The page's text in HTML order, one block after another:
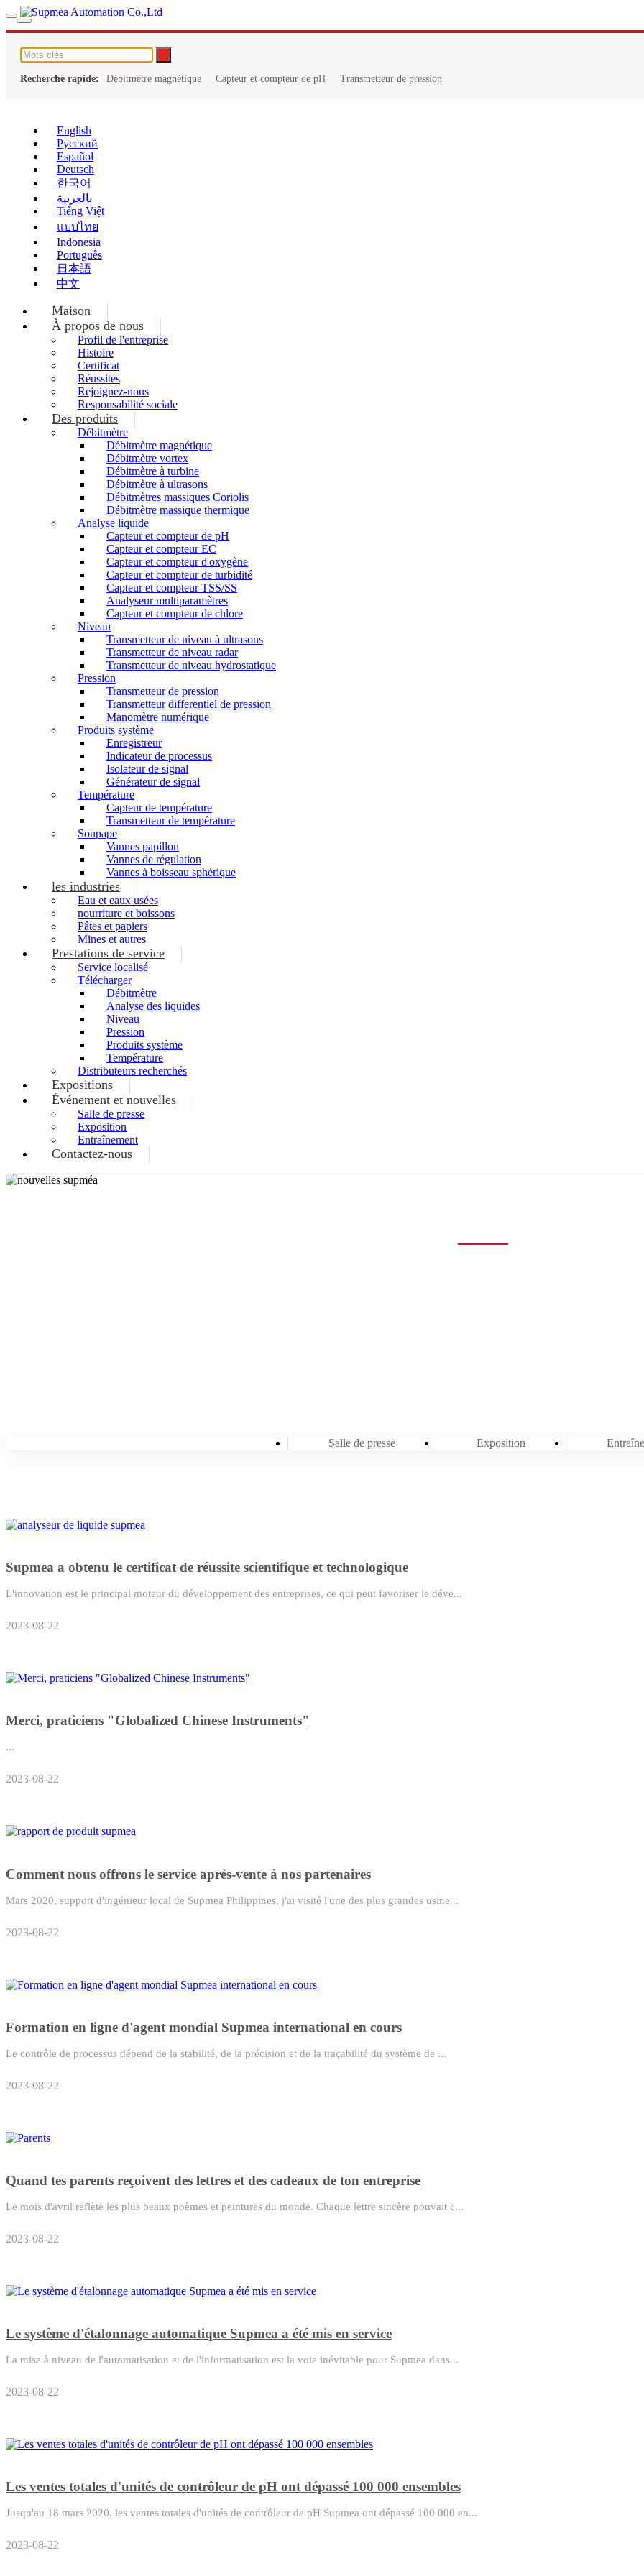
Recherche rapide: Débitmètre magnétique Capteur et compteur de pH Transmetteur de pression
English
Русский
Español
Deutsch
한국어
بالعربية
Tiếng Việt
แบบไทย
Indonesia
Português
日本語
中文
Maison
À propos de nous
Profil de l'entreprise
Histoire
Certificat
Réussites
Rejoignez-nous
Responsabilité sociale
Des produits
Débitmètre
Débitmètre magnétique
Débitmètre vortex
Débitmètre à turbine
Débitmètre à ultrasons
Débitmètres massiques Coriolis
Débitmètre massique thermique
Analyse liquide
Capteur et compteur de pH
Capteur et compteur EC
Capteur et compteur d'oxygène
Capteur et compteur de turbidité
Capteur et compteur TSS/SS
Analyseur multiparamètres
Capteur et compteur de chlore
Niveau
Transmetteur de niveau à ultrasons
Transmetteur de niveau radar
Transmetteur de niveau hydrostatique
Pression
Transmetteur de pression
Transmetteur differentiel de pression
Manomètre numérique
Produits système
Enregistreur
Indicateur de processus
Isolateur de signal
Générateur de signal
Température
Capteur de température
Transmetteur de température
Soupape
Vannes papillon
Vannes de régulation
Vannes à boisseau sphérique
les industries
Eau et eaux usées
nourriture et boissons
Pâtes et papiers
Mines et autres
Prestations de service
Service localisé
Télécharger
Débitmètre
Analyse des liquides
Niveau
Pression
Produits système
Température
Distributeurs recherchés
Expositions
Événement et nouvelles
Salle de presse
Exposition
Entraînement
Contactez-nous
Salle de presse Exposition
Supmea a obtenu le certificat de réussite scientifique et technologique
L'innovation est le principal moteur du développement des entreprises, ce qui peut favoriser le déve...
2023-08-22
Merci, praticiens "Globalized Chinese Instruments"
...
2023-08-22
Comment nous offrons le service après-vente à nos partenaires
Mars 2020, support d'ingénieur local de Supmea Philippines, j'ai visité l'une des plus grandes usine...
2023-08-22
Formation en ligne d'agent mondial Supmea international en cours
Le contrôle de processus dépend de la stabilité, de la précision et de la traçabilité du système de ...
2023-08-22
Quand tes parents reçoivent des lettres et des cadeaux de ton entreprise
Le mois d'avril reflète les plus beaux poèmes et peintures du monde. Chaque lettre sincère pouvait c...
2023-08-22
​Le système d'étalonnage automatique Supmea a été mis en service
La mise à niveau de l'automatisation et de l'informatisation est la voie inévitable pour Supmea dans...
2023-08-22
Les ventes totales d'unités de contrôleur de pH ont dépassé 100 000 ensembles
Jusqu'au 18 mars 2020, les ventes totales d'unités de contrôleur de pH Supmea ont dépassé 100 000 en...
2023-08-22